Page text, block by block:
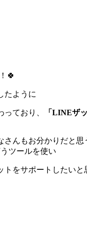
🍀
たように
ており、 「LINEザ
さんもお分かりだと思
ツールを使い
トをサポートしたいと